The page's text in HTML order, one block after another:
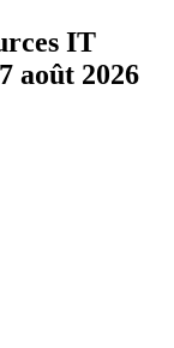
IT
août 2026